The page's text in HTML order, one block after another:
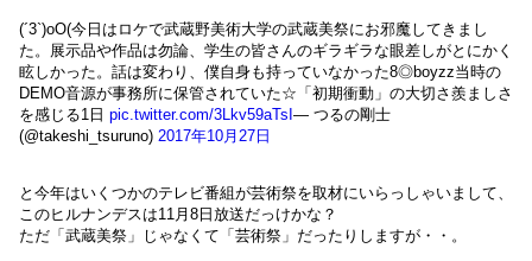
(´3`)oO(今日はロケで武蔵野美術大学の武蔵美祭にお邪魔してきまし
た。展示品や作品は勿論、学生の皆さんのギラギラな眼差しがとにかく
眩しかった。話は変わり、僕自身も持っていなかった8◎boyzz当時の
DEMO音源が事務所に保管されていた☆「初期衝動」の大切さ羨ましさ
を感じる1日 pic.twitter.com/3Lkv59aTsI — つるの剛士
(@takeshi_tsuruno) 2017年10月27日
と今年はいくつかのテレビ番組が芸術祭を取材にいらっしゃいまして、
このヒルナンデスは11月8日放送だっけかな？
ただ「武蔵美祭」じゃなくて「芸術祭」だったりしますが・・。